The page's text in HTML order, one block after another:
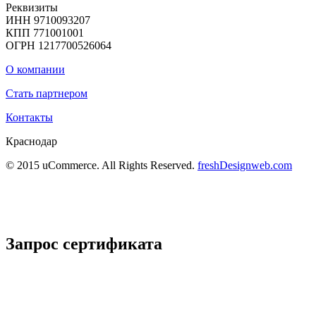
Реквизиты
ИНН 9710093207
КПП 771001001
ОГРН 1217700526064
О компании
Стать партнером
Контакты
Краснодар
© 2015 uCommerce. All Rights Reserved. freshDesignweb.com
Запрос сертификата